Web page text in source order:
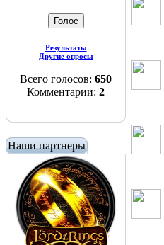
Результаты
Другие опросы
Всего голосов: 650
Комментарии: 2
Наши партнеры